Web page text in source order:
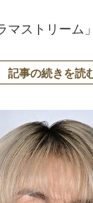
ストリーム
記事の続きを読